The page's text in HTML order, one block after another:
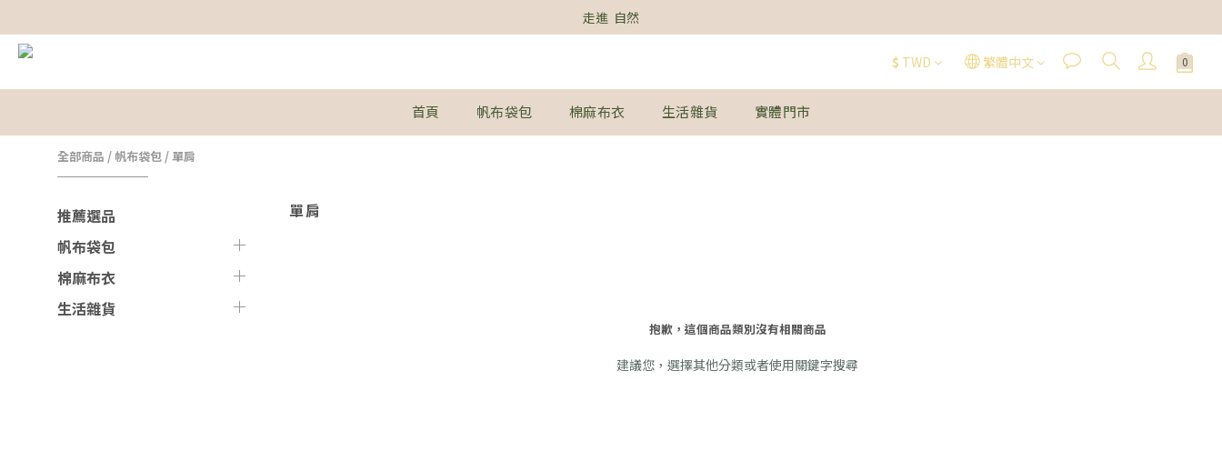
走進  自然
$ TWD 繁體中文
首頁 帆布袋包 棉麻布衣 生活雜貨 實體門市
全部商品 / 帆布袋包 /單肩
推薦選品
帆布袋包
棉麻布衣
生活雜貨
單肩
抱歉，這個商品類別沒有相關商品
建議您，選擇其他分類或者使用關鍵字搜尋